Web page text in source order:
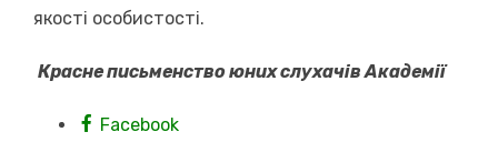
якості особистості.
Красне письменство юних слухачів Академії
Facebook